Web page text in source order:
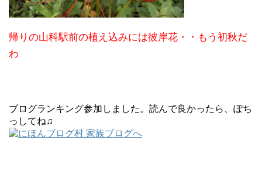
帰りの山科駅前の植え込みには彼岸花・・もう初秋だ
わ
ブログランキング参加しました。読んで良かったら、ぽち
っしてね♫